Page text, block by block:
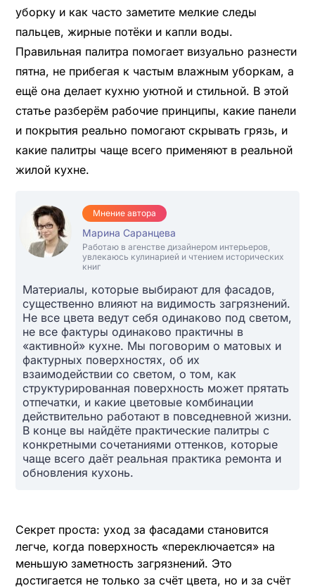
уборку и как часто заметите мелкие следы
пальцев, жирные потёки и капли воды.
Правильная палитра помогает визуально разнести
пятна, не прибегая к частым влажным уборкам, а
ещё она делает кухню уютной и стильной. В этой
статье разберём рабочие принципы, какие панели
и покрытия реально помогают скрывать грязь, и
какие палитры чаще всего применяют в реальной
жилой кухне.
Мнение автора
Марина Саранцева
Работаю в агенстве дизайнером интерьеров,
увлекаюсь кулинарией и чтением исторических
книг
Материалы, которые выбирают для фасадов,
существенно влияют на видимость загрязнений.
Не все цвета ведут себя одинаково под светом,
не все фактуры одинаково практичны в
«активной» кухне. Мы поговорим о матовых и
фактурных поверхностях, об их
взаимодействии со светом, о том, как
структурированная поверхность может прятать
отпечатки, и какие цветовые комбинации
действительно работают в повседневной жизни.
В конце вы найдёте практические палитры с
конкретными сочетаниями оттенков, которые
чаще всего даёт реальная практика ремонта и
обновления кухонь.
Секрет проста: уход за фасадами становится
легче, когда поверхность «переключается» на
меньшую заметность загрязнений. Это
достигается не только за счёт цвета, но и за счёт